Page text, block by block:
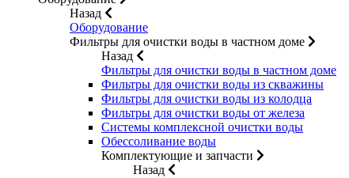
Назад
Оборудование
Фильтры для очистки воды в частном доме
Назад
Фильтры для очистки воды в частном доме
Фильтры для очистки воды из скважины
Фильтры для очистки воды из колодца
Фильтры для очистки воды от железа
Системы комплексной очистки воды
Обессоливание воды
Комплектующие и запчасти
Назад